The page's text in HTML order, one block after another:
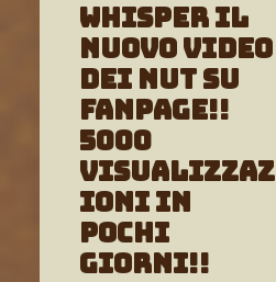
WHISPER il
nuovo video
dei NUT su
FANPAGE!!
5000
visualizzaz
ioni in
pochi
giorni!!